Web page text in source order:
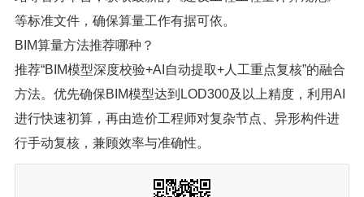
等标准文件，确保算量工作有据可依。
BIM算量方法推荐哪种？
推荐“BIM模型深度校验+AI自动提取+人工重点复核”的融合
方法。优先确保BIM模型达到LOD300及以上精度，利用AI
进行快速初算，再由造价工程师对复杂节点、异形构件进
行手动复核，兼顾效率与准确性。